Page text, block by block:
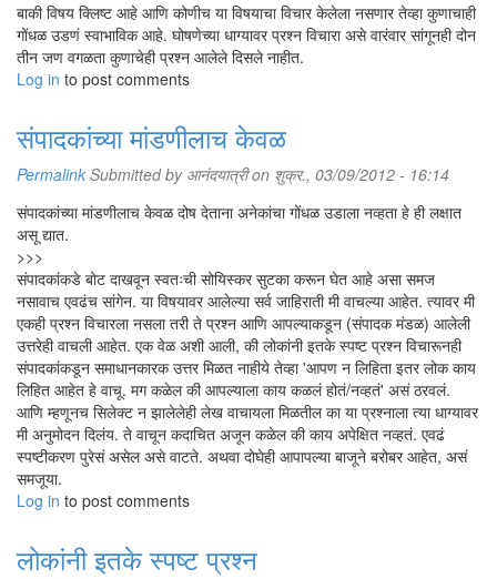
बाकी विषय क्लिष्ट आहे आणि कोणीच या विषयाचा विचार केलेला नसणार तेव्हा कुणाचाही
गोंधळ उडणं स्वाभाविक आहे. घोषणेच्या धाग्यावर प्रश्न विचारा असे वारंवार सांगूनही दोन
तीन जण वगळता कुणाचेही प्रश्न आलेले दिसले नाहीत.
Log in to post comments
संपादकांच्या मांडणीलाच केवळ
Permalink Submitted by आनंदयात्रीon शुक्र., 03/09/2012 - 16:14
संपादकांच्या मांडणीलाच केवळ दोष देताना अनेकांचा गोंधळ उडाला नव्हता हे ही लक्षात
असू द्यात.
>>>
संपादकांकडे बोट दाखवून स्वतःची सोयिस्कर सुटका करून घेत आहे असा समज
नसावाच एवढंच सांगेन. या विषयावर आलेल्या सर्व जाहिराती मी वाचल्या आहेत. त्यावर मी
एकही प्रश्न विचारला नसला तरी ते प्रश्न आणि आपल्याकडून (संपादक मंडळ) आलेली
उत्तरेही वाचली आहेत. एक वेळ अशी आली, की लोकांनी इतके स्पष्ट प्रश्न विचारूनही
संपादकांकडून समाधानकारक उत्तर मिळत नाहीये तेव्हा 'आपण न लिहिता इतर लोक काय
लिहित आहेत हे वाचू. मग कळेल की आपल्याला काय कळलं होतं/नव्हतं' असं ठरवलं.
आणि म्हणूनच सिलेक्ट न झालेलेही लेख वाचायला मिळतील का या प्रश्नाला त्या धाग्यावर
मी अनुमोदन दिलंय. ते वाचून कदाचित अजून कळेल की काय अपेक्षित नव्हतं. एवढं
स्पष्टीकरण पुरेसं असेल असे वाटते. अथवा दोघेही आपापल्या बाजूने बरोबर आहेत, असं
समजूया.
Log in to post comments
लोकांनी इतके स्पष्ट प्रश्न